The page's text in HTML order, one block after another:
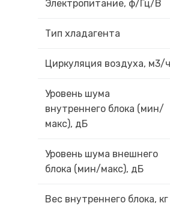
Электропитание, ф/Гц/В
Тип хладагента
Циркуляция воздуха, м3/ч
Уровень шума
внутреннего блока (мин/
макс), дБ
Уровень шума внешнего
блока (мин/макс), дБ
Вес внутреннего блока, кг